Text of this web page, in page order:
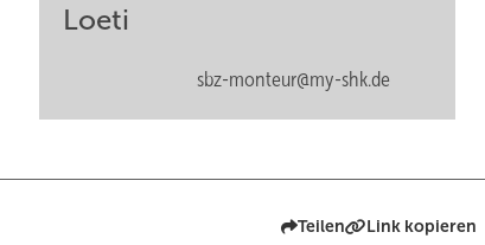
Loeti
sbz-monteur@my-shk.de
Teilen Link kopieren